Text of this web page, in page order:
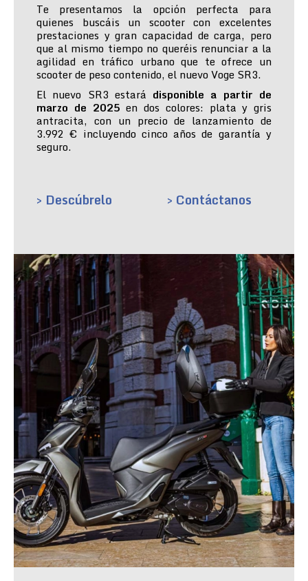
Te presentamos la opción perfecta para
quienes buscáis un scooter con excelentes
prestaciones y gran capacidad de carga, pero
que al mismo tiempo no queréis renunciar a la
agilidad en tráfico urbano que te ofrece un
scooter de peso contenido, el nuevo Voge SR3.
El nuevo SR3 estará disponible a partir de
marzo de 2025 en dos colores: plata y gris
antracita, con un precio de lanzamiento de
3.992 € incluyendo cinco años de garantía y
seguro.
> Descúbrelo > Contáctanos